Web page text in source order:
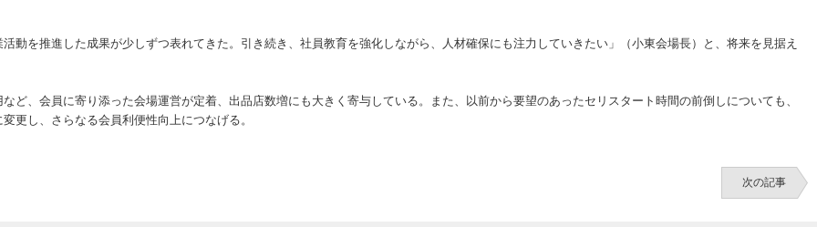
を推進した成果が少しずつ表れてきた。引き続き、社員教育を強化しながら、人材確保にも注力していきたい」（小東会場長）と、将来を見据え
、会員に寄り添った会場運営が定着、出品店数増にも大きく寄与している。また、以前から要望のあったセリスタート時間の前倒しについても、
更し、さらなる会員利便性向上につなげる。
次の記事